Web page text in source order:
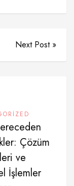
Next Post »
Çözüm
ve
İşlemler